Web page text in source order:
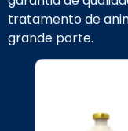
tratamento de
grande porte.